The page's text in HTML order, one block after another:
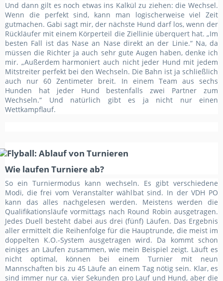
Und dann gilt es noch etwas ins Kalkül zu ziehen: die Wechsel.
Wenn die perfekt sind, kann man logischerweise viel Zeit
gutmachen. Gabi sagt mir, der nächste Hund darf los, wenn der
Rückläufer mit einem Körperteil die Ziellinie überquert hat. „Im
besten Fall ist das Nase an Nase direkt an der Linie.“ Na, da
müssen die Richter ja auch sehr gute Augen haben, denke ich
mir. „Außerdem harmoniert auch nicht jeder Hund mit jedem
Mitstreiter perfekt bei den Wechseln. Die Bahn ist ja schließlich
auch nur 60 Zentimeter breit. In einem Team aus sechs
Hunden hat jeder Hund bestenfalls zwei Partner zum
Wechseln.“ Und natürlich gibt es ja nicht nur einen
Wettkampflauf.
Wie laufen Turniere ab?
So ein Turniermodus kann wechseln. Es gibt verschiedene
Modi, die frei vom Veranstalter wählbat sind. In der VDH PO
kann das alles nachgelesen werden. Meistens werden die
Qualifikationsläufe vormittags nach Round Robin ausgetragen.
Jedes Duell besteht dabei aus drei (fünf) Läufen. Das Ergebnis
aller ermittelt die Reihenfolge für die Hauptrunde, die meist im
doppelten K.O.-System ausgetragen wird. Da kommt schon
einiges an Läufen zusammen, wie mein Beispiel zeigt. Läuft es
nicht optimal, können bei einem Turnier mit neun
Mannschaften bis zu 45 Läufe an einem Tag nötig sein. Klar, es
sind immer nur ca. vier Sekunden pro Lauf und Hund, aber die